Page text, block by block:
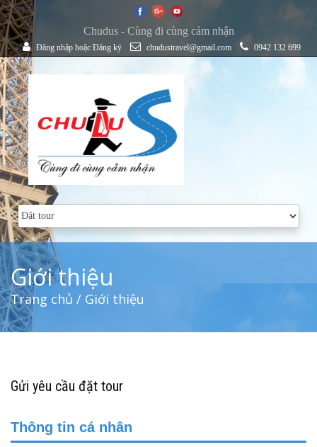
Chudus - Cùng đi cùng cảm nhận
Đăng nhập hoặc Đăng ký chudustravel@gmail.com 0942 132 699
Giới thiệu
Trang chủ / Giới thiệu
Gửi yêu cầu đặt tour
Thông tin cá nhân